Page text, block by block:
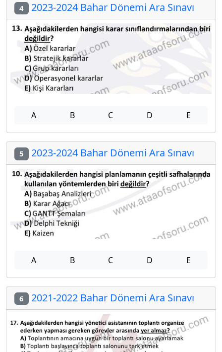
4 2023-2024 Bahar Dönemi Ara Sınavı
A B C D E
5 2023-2024 Bahar Dönemi Ara Sınavı
A B C D E
6 2021-2022 Bahar Dönemi Ara Sınavı